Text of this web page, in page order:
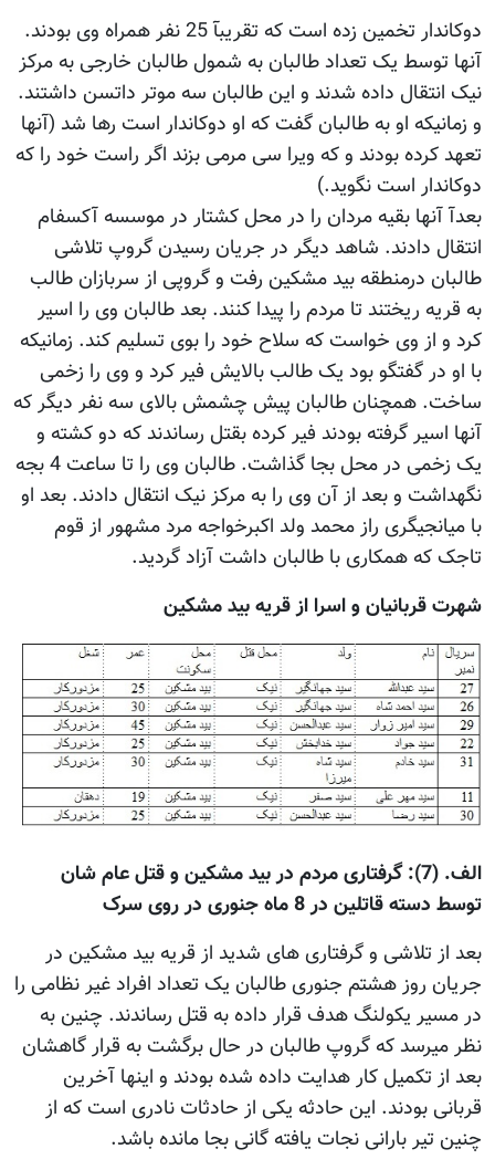
دوکاندار تخمین زده است که تقریبآ 25 نفر همراه وی بودند.
آنها توسط یک تعداد طالبان به شمول طالبان خارجی به مرکز
نیک انتقال داده شدند و این طالبان سه موتر داتسن داشتند.
و زمانیکه او به طالبان گفت که او دوکاندار است رها شد (آنها
تعهد کرده بودند و که ویرا سی مرمی بزند اگر راست خود را که
دوکاندار است نگوید.)
بعدآ آنها بقیه مردان را در محل کشتار در موسسه آکسفام
انتقال دادند. شاهد دیگر در جریان رسیدن گروپ تلاشی
طالبان درمنطقه بید مشکین رفت و گروپی از سربازان طالب
به قریه ریختند تا مردم را پیدا کنند. بعد طالبان وی را اسیر
کرد و از وی خواست که سلاح خود را بوی تسلیم کند. زمانیکه
با او در گفتگو بود یک طالب بالایش فیر کرد و وی را زخمی
ساخت. همچنان طالبان پیش چشمش بالای سه نفر دیگر که
آنها اسیر گرفته بودند فیر کرده بقتل رساندند که دو کشته و
یک زخمی در محل بجا گذاشت. طالبان وی را تا ساعت 4 بجه
نگهداشت و بعد از آن وی را به مرکز نیک انتقال دادند. بعد او
با میانجیگری راز محمد ولد اکبرخواجه مرد مشهور از قوم
تاجک که همکاری با طالبان داشت آزاد گردید.
شهرت قربانیان و اسرا از قریه بید مشکین
الف. (7): گرفتاری مردم در بید مشکین و قتل عام شان
توسط دسته قاتلین در 8 ماه جنوری در روی سرک
بعد از تلاشی و گرفتاری های شدید از قریه بید مشکین در
جریان روز هشتم جنوری طالبان یک تعداد افراد غیر نظامی را
در مسیر یکولنگ هدف قرار داده به قتل رساندند. چنین به
نظر میرسد که گروپ طالبان در حال برگشت به قرار گاهشان
بعد از تکمیل کار هدایت داده شده بودند و اینها آخرین
قربانی بودند. این حادثه یکی از حادثات نادری است که از
چنین تیر بارانی نجات یافته گانی بجا مانده باشد.